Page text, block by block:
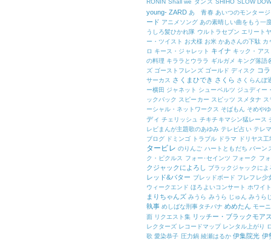
RONIN Shall we ダンス SHIHO SLOW
young- ZARD あゝ青春 あいつのモンター
ード アニメソング あの素晴しい曲をもう一
うしろ髪ひかれ隊 ウルトラセブン エリート
ー・ツイスト お犬様 お米 かあさんの下駄 カ
ロ キース・ジャレット キイナ キック・アス
の料理 キララとウララ ギルガメ キング落語
ズ ゴーストフレンズ ゴールド ディスク コ
サーカス さくまひでき さくら さくらんぼ
ー横田 ジャネット シューベルツ ジュディー
ックバック スピーカー スピッツ スメタナ ス
ーシャル・ネットワークス そばもん そめや
ディ チェリッシュ チキチキマシン猛レース
レビまんが主題歌のあゆみ テレビ占い テレ
ブログ ドミンゴ トラブル ドラマ ドリヤス工
タービレ のりんご ハートともだち バーン
ク・ピクルス
フォー･セインツ フォーク フ
クジャックによろし ブラックジャックによ
レッド&バター ブレッドボード フレフレ少
ウィークエンド ほろよいコンサート ホワイ
まりちゃんズ みうら みうら じゅん みうら
執事 めしばな刑事タチバナ めめたん モー
面 リクエスト集 リッチー・ブラックモア
レクターズ レコードマップ レンタル上がり
歌 愛染恭子 圧力鍋 綾瀬はるか 伊集院光 伊